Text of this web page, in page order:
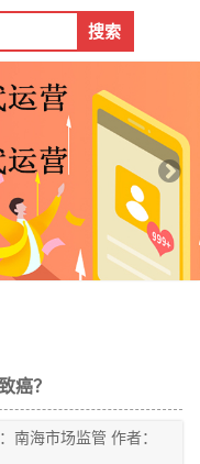
搜索
癌？
南海市场监管 作者：